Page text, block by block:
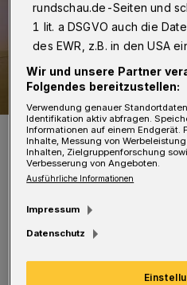
Symbolfoto.
Foto: Pixabay
A
Formular zum
rundschau.de-Seiten und
1 lit. a DSGVO auch die
des EWR, z.B. in den USA
Wir und unsere Partner
Folgendes bereitzustellen:
Verwendung genauer
Identifikation aktiv abfragen.
Informationen auf einem Endgerät.
Inhalte, Messung von
Inhalten, Zielgruppenforschung
Verbesserung von Angeboten.
Ausführliche Informationen
Impressum
Datenschutz